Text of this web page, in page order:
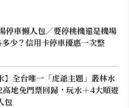
停車懶人包／要停桃機還是機場
少？信用卡停車優惠一次整
】全台唯一「虎爺主題」叢林水
地免門票回歸，玩水＋4大順遊
包